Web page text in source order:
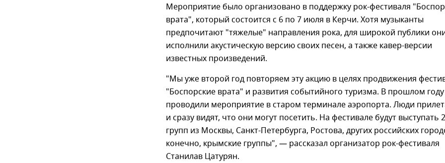
Мероприятие было организовано в поддержку рок-фестиваля
врата", который состоится с 6 по 7 июля в Керчи. Хотя музыканты
предпочитают "тяжелые" направления рока, для широкой публики
исполнили акустическую версию своих песен, а также кавер-версии
известных произведений.
"Мы уже второй год повторяем эту акцию в целях продвижения
"Боспорские врата" и развития событийного туризма. В прошлом году
проводили мероприятие в старом терминале аэропорта. Люди
и сразу видят, что они могут посетить. На фестивале будут выступать
групп из Москвы, Санкт-Петербурга, Ростова, других российских
конечно, крымские группы", — рассказал организатор рок-фестиваля
Станилав Цатурян.